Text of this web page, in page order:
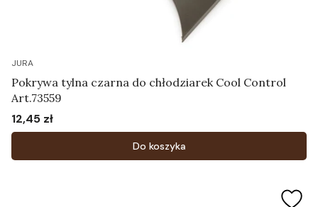
JURA
Pokrywa tylna czarna do chłodziarek Cool Control
Art.73559
Cena
12,45 zł
Do koszyka